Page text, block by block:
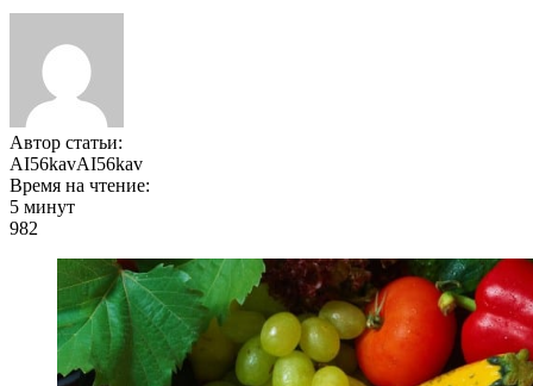
Автор статьи:
AI56kavAI56kav
Время на чтение:
5 минут
982